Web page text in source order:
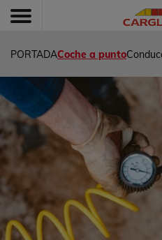
PORTADACoche a punto